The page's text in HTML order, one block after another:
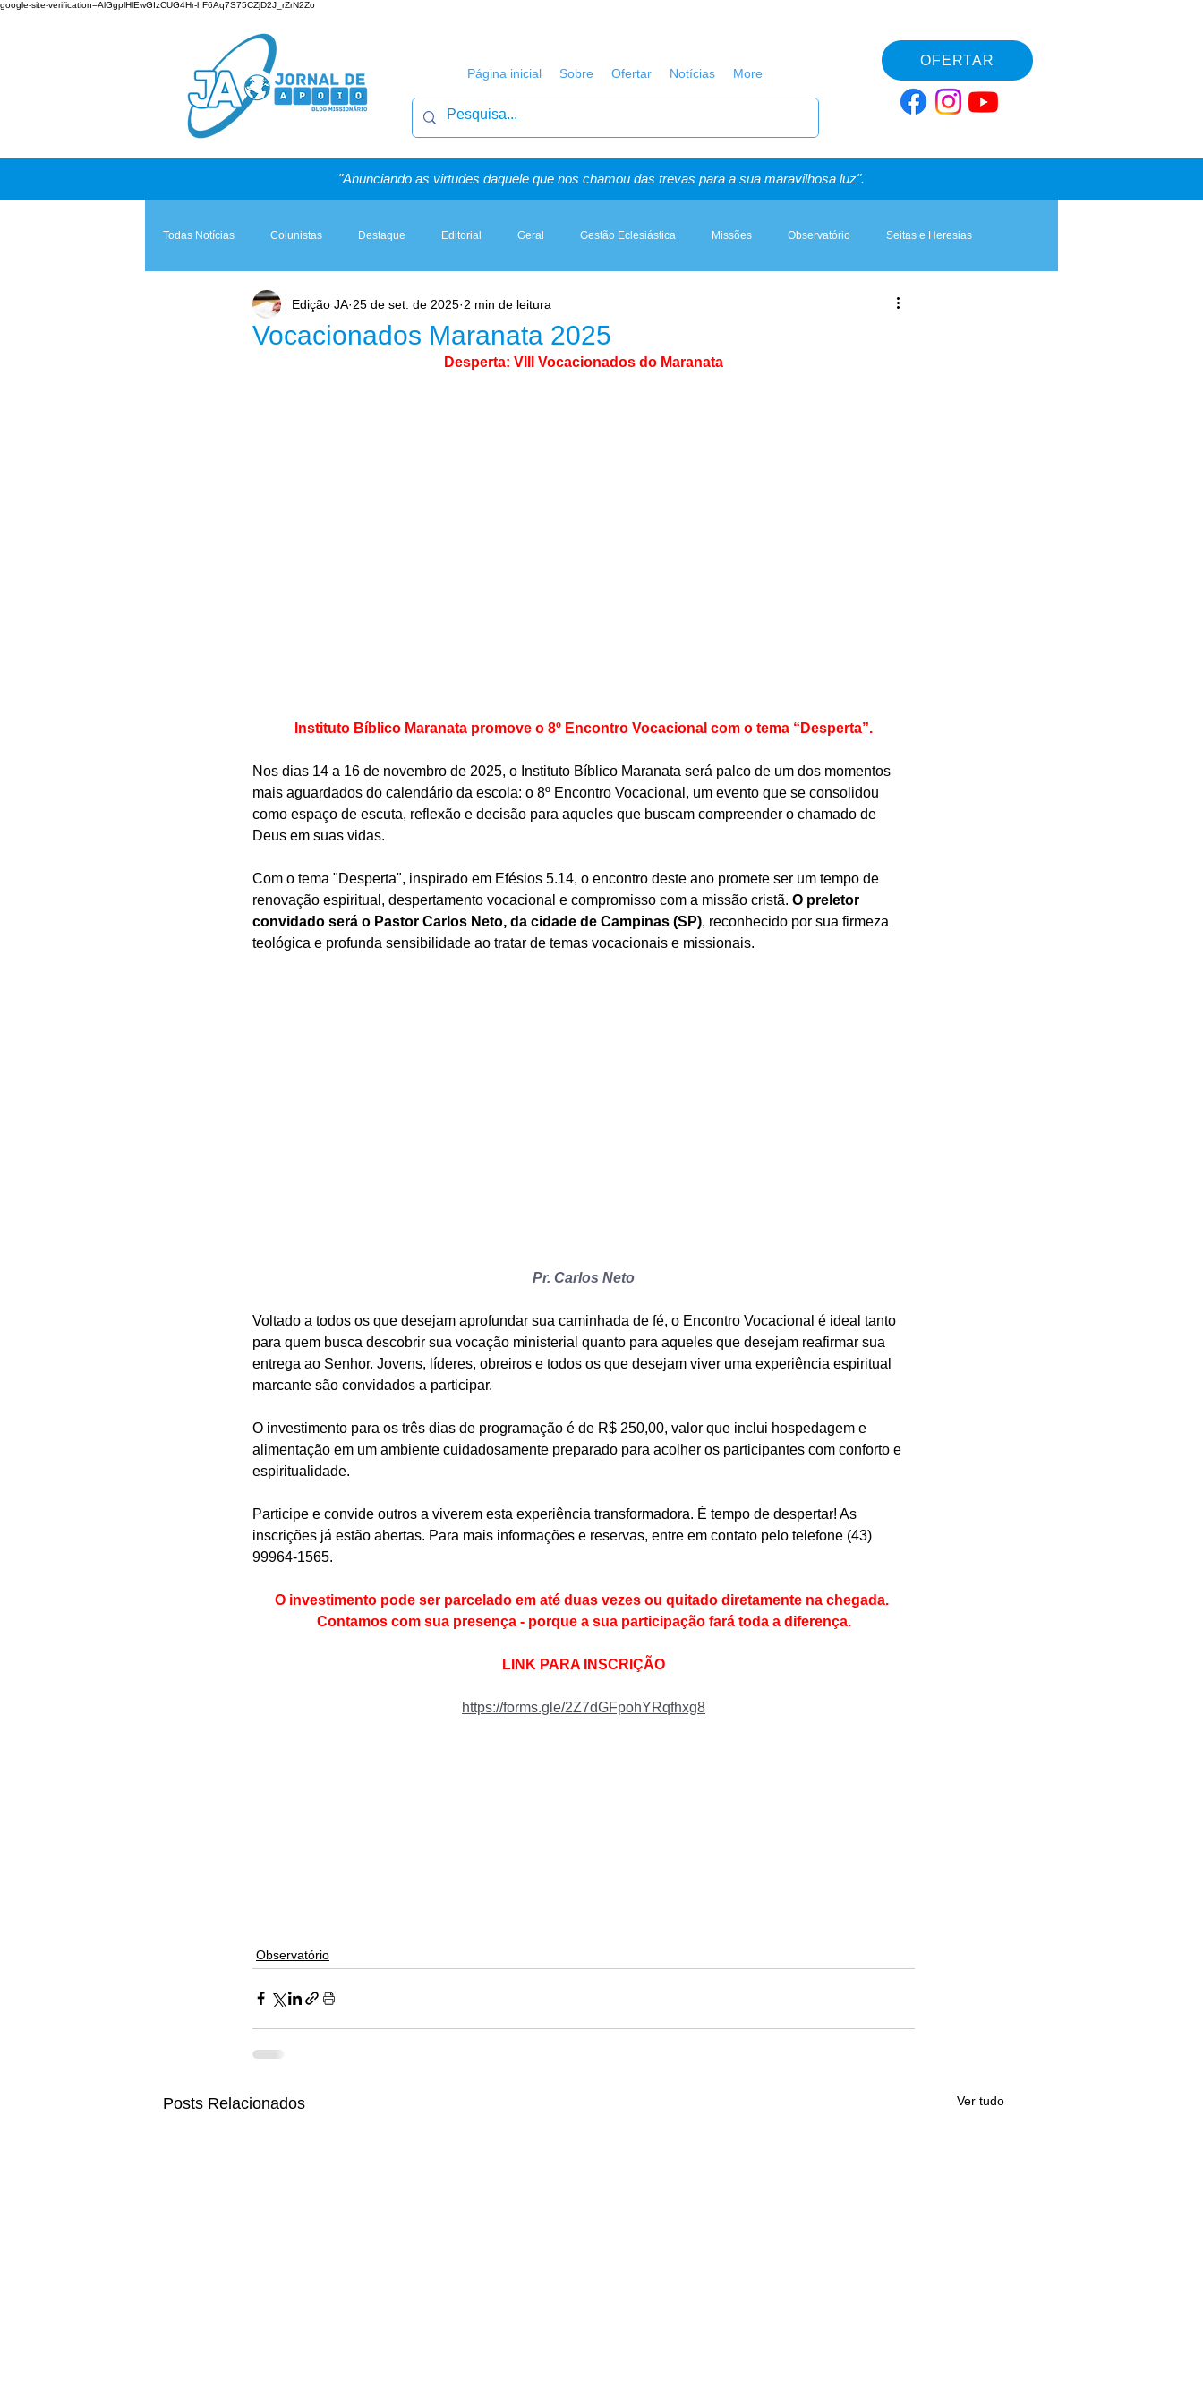
google-site-verification=AlGgplHlEwGIzCUG4Hr-hF6Aq7S75CZjD2J_rZrN2Zo
Página inicial Sobre Ofertar Notícias More
OFERTAR
"Anunciando as virtudes daquele que nos chamou das trevas para a sua maravilhosa luz".
Todas Notícias Colunistas Destaque Editorial Geral Gestão Eclesiástica Missões Observatório Seitas e Heresias
Teologia & Prática A Igreja e a Lei Artigos, Sermões & Esboços
Vocacionados Maranata 2025
Edição JA 25 de set. de 2025 2 min de leitura
Desperta: VIII Vocacionados do Maranata
Instituto Bíblico Maranata promove o 8º Encontro Vocacional com o tema “Desperta”.
Nos dias 14 a 16 de novembro de 2025, o Instituto Bíblico Maranata será palco de um dos momentos
mais aguardados do calendário da escola: o 8º Encontro Vocacional, um evento que se consolidou
como espaço de escuta, reflexão e decisão para aqueles que buscam compreender o chamado de
Deus em suas vidas.
Com o tema "Desperta", inspirado em Efésios 5.14, o encontro deste ano promete ser um tempo de
renovação espiritual, despertamento vocacional e compromisso com a missão cristã. O preletor
convidado será o Pastor Carlos Neto, da cidade de Campinas (SP), reconhecido por sua firmeza
teológica e profunda sensibilidade ao tratar de temas vocacionais e missionais.
Pr. Carlos Neto
Voltado a todos os que desejam aprofundar sua caminhada de fé, o Encontro Vocacional é ideal tanto
para quem busca descobrir sua vocação ministerial quanto para aqueles que desejam reafirmar sua
entrega ao Senhor. Jovens, líderes, obreiros e todos os que desejam viver uma experiência espiritual
marcante são convidados a participar.
O investimento para os três dias de programação é de R$ 250,00, valor que inclui hospedagem e
alimentação em um ambiente cuidadosamente preparado para acolher os participantes com conforto e
espiritualidade.
Participe e convide outros a viverem esta experiência transformadora. É tempo de despertar! As
inscrições já estão abertas. Para mais informações e reservas, entre em contato pelo telefone (43)
99964-1565.
O investimento pode ser parcelado em até duas vezes ou quitado diretamente na chegada.
Contamos com sua presença - porque a sua participação fará toda a diferença.
LINK PARA INSCRIÇÃO
https://forms.gle/2Z7dGFpohYRqfhxg8
Observatório
Posts Relacionados Ver tudo